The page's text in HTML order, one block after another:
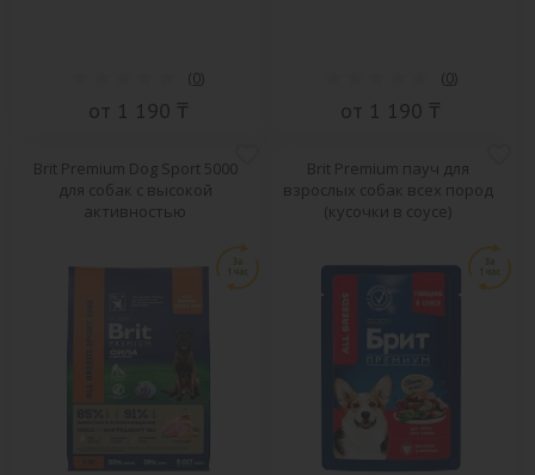
(0)
от 1 190 ₸
(0)
от 1 190 ₸
Brit Premium Dog Sport 5000
для собак с высокой
активностью
Brit Premium пауч для
взрослых собак всех пород
(кусочки в соусе)